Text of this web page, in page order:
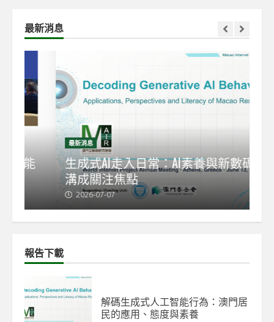
最新消息
最新消息
生成式AI走入日常：AI素養與新數碼鴻
溝成關注焦點
2026-07-07
報告下載
解碼生成式人工智能行為：澳門居
民的應用、態度與素養